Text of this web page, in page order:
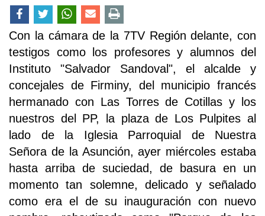
Con la cámara de la 7TV Región delante, con
testigos como los profesores y alumnos del
Instituto "Salvador Sandoval", el alcalde y
concejales de Firminy, del municipio francés
hermanado con Las Torres de Cotillas y los
nuestros del PP, la plaza de Los Pulpites al
lado de la Iglesia Parroquial de Nuestra
Señora de la Asunción, ayer miércoles estaba
hasta arriba de suciedad, de basura en un
momento tan solemne, delicado y señalado
como era el de su inauguración con nuevo